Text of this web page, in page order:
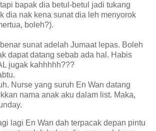
bapak dia betul-betul jadi tukang
dia nak kena sunat dia leh menyorok
boleh?).
sunat adelah Jumaat lepas. Boleh
dapat datang sebab ada hal. Habis
jugak kahhhhh???
Nurse yang suruh En Wan datang
nama anak aku dalam list. Maka,
lagi En Wan dah terpacak depan pintu